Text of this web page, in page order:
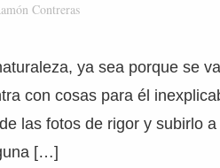
Contreras
ya sea porque se
con cosas para él
las fotos de rigor y subirlo
[…]